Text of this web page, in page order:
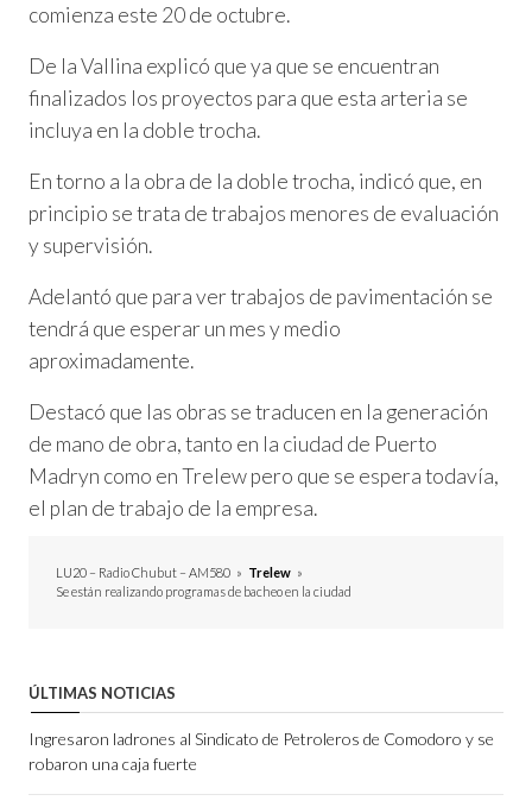
comienza este 20 de octubre.
De la Vallina explicó que ya que se encuentran
finalizados los proyectos para que esta arteria se
incluya en la doble trocha.
En torno a la obra de la doble trocha, indicó que, en
principio se trata de trabajos menores de evaluación
y supervisión.
Adelantó que para ver trabajos de pavimentación se
tendrá que esperar un mes y medio
aproximadamente.
Destacó que las obras se traducen en la generación
de mano de obra, tanto en la ciudad de Puerto
Madryn como en Trelew pero que se espera todavía,
el plan de trabajo de la empresa.
LU20 – Radio Chubut – AM580 » Trelew »
Se están realizando programas de bacheo en la ciudad
ÚLTIMAS NOTICIAS
Ingresaron ladrones al Sindicato de Petroleros de Comodoro y se
robaron una caja fuerte